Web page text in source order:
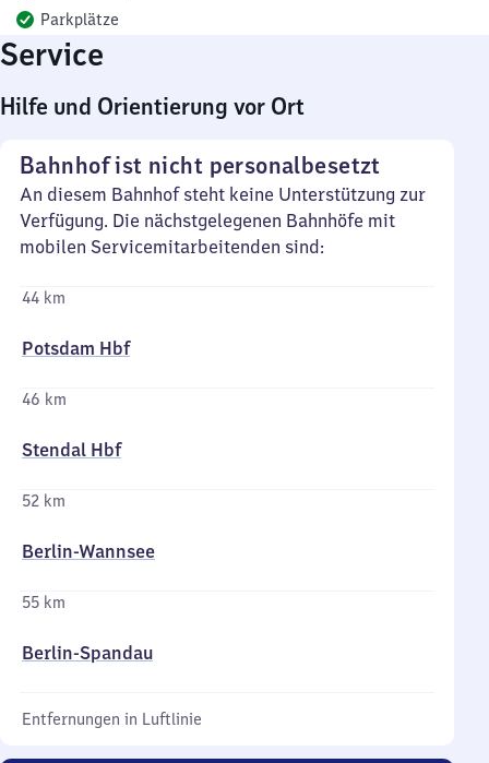
Parkplätze
Service
Hilfe und Orientierung vor Ort
Bahnhof ist nicht personalbesetzt
An diesem Bahnhof steht keine Unterstützung zur
Verfügung. Die nächstgelegenen Bahnhöfe mit
mobilen Servicemitarbeitenden sind:
44 km
Potsdam Hbf
46 km
Stendal Hbf
52 km
Berlin-Wannsee
55 km
Berlin-Spandau
Entfernungen in Luftlinie